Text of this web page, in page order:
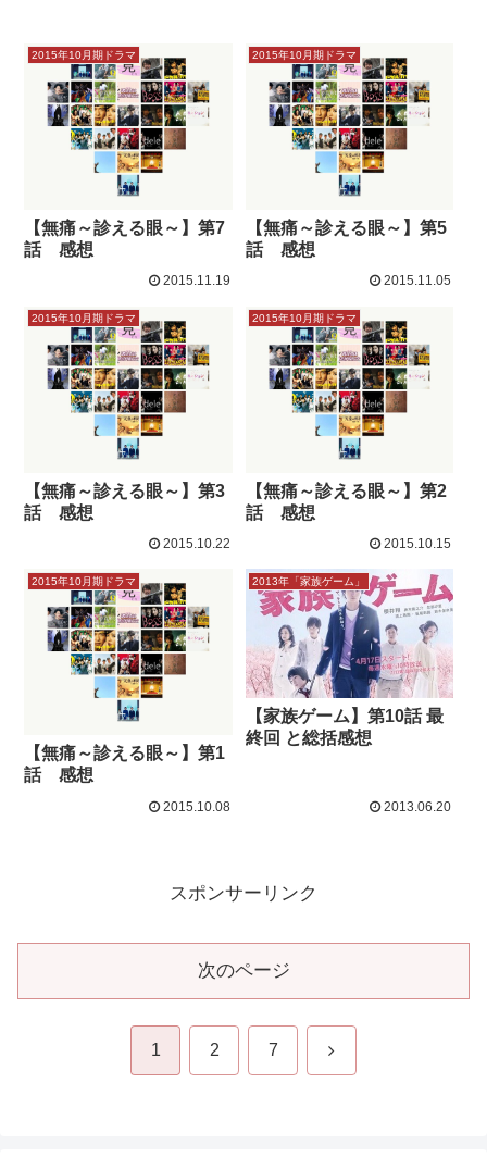
2015年10月期ドラマ
【無痛～診える眼～】第7
話 感想
2015.11.19
2015年10月期ドラマ
【無痛～診える眼～】第5
話 感想
2015.11.05
2015年10月期ドラマ
【無痛～診える眼～】第3
話 感想
2015.10.22
2015年10月期ドラマ
【無痛～診える眼～】第2
話 感想
2015.10.15
2015年10月期ドラマ
【無痛～診える眼～】第1
話 感想
2015.10.08
2013年「家族ゲーム」
【家族ゲーム】第10話 最
終回 と総括感想
2013.06.20
スポンサーリンク
次のページ
1 2 7 次